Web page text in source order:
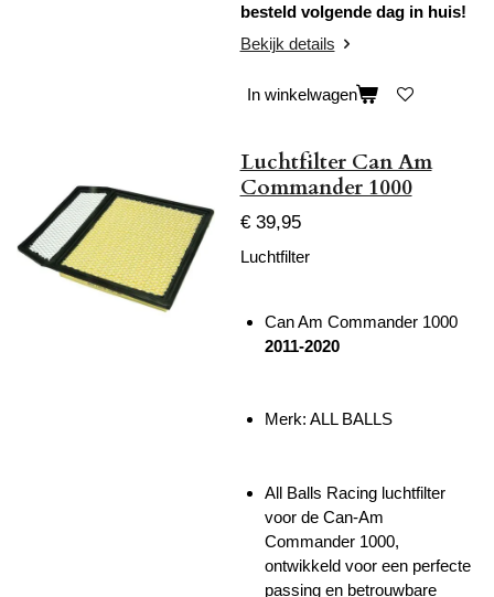
besteld volgende dag in huis!
Bekijk details
In winkelwagen
Luchtfilter Can Am
Commander 1000
€ 39,95
Luchtfilter
Can Am Commander 1000
2011-2020
Merk: ALL BALLS
All Balls Racing luchtfilter
voor de Can-Am
Commander 1000,
ontwikkeld voor een perfecte
passing en betrouwbare